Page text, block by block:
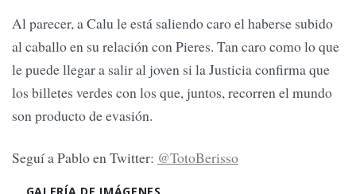
Al parecer, a Calu le está saliendo caro el haberse subido
al caballo en su relación con Pieres. Tan caro como lo que
le puede llegar a salir al joven si la Justicia confirma que
los billetes verdes con los que, juntos, recorren el mundo
son producto de evasión.
Seguí a Pablo en Twitter: @TotoBerisso